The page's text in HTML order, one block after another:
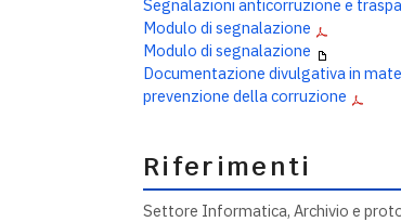
Segnalazioni anticorruzione e
Modulo di segnalazione
Modulo di segnalazione
Documentazione divulgativa in
prevenzione della corruzione
Riferimenti
Settore Informatica, Archivio e